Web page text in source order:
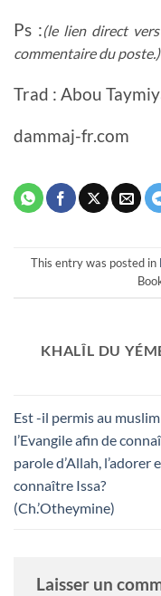
Ps :(le lien direct
commentaire du poste.)
Trad : Abou
dammaj-fr.com
This entry was posted in
KHALÎL DU
Est -il permis au
l’Evangile afin de
parole d’Allah, l’adorer
connaître Issa?
(Ch.’Otheymine)
Laisser un